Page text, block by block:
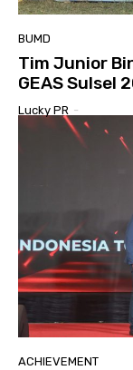
BUMD
Tim Junior
GEAS Sulsel
Lucky PR -
ACHIEVEMENT